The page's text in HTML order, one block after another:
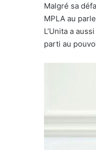
Malgré sa
MPLA au
L’Unita a
parti au